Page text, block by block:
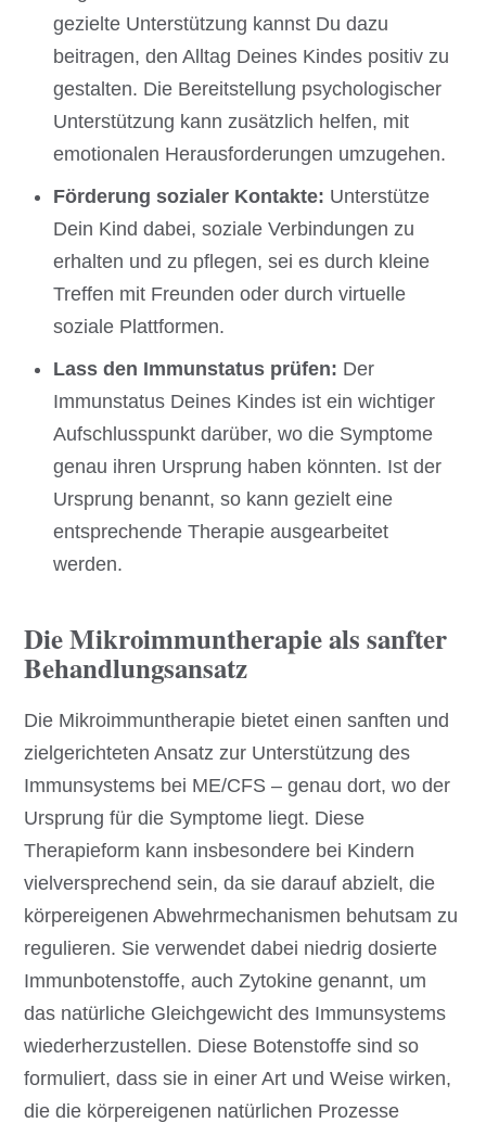
gezielte Unterstützung kannst Du dazu
beitragen, den Alltag Deines Kindes positiv zu
gestalten. Die Bereitstellung psychologischer
Unterstützung kann zusätzlich helfen, mit
emotionalen Herausforderungen umzugehen.
Förderung sozialer Kontakte: Unterstütze
Dein Kind dabei, soziale Verbindungen zu
erhalten und zu pflegen, sei es durch kleine
Treffen mit Freunden oder durch virtuelle
soziale Plattformen.
Lass den Immunstatus prüfen: Der
Immunstatus Deines Kindes ist ein wichtiger
Aufschlusspunkt darüber, wo die Symptome
genau ihren Ursprung haben könnten. Ist der
Ursprung benannt, so kann gezielt eine
entsprechende Therapie ausgearbeitet
werden.
Die Mikroimmuntherapie als sanfter
Behandlungsansatz
Die Mikroimmuntherapie bietet einen sanften und
zielgerichteten Ansatz zur Unterstützung des
Immunsystems bei ME/CFS – genau dort, wo der
Ursprung für die Symptome liegt. Diese
Therapieform kann insbesondere bei Kindern
vielversprechend sein, da sie darauf abzielt, die
körpereigenen Abwehrmechanismen behutsam zu
regulieren. Sie verwendet dabei niedrig dosierte
Immunbotenstoffe, auch Zytokine genannt, um
das natürliche Gleichgewicht des Immunsystems
wiederherzustellen. Diese Botenstoffe sind so
formuliert, dass sie in einer Art und Weise wirken,
die die körpereigenen natürlichen Prozesse